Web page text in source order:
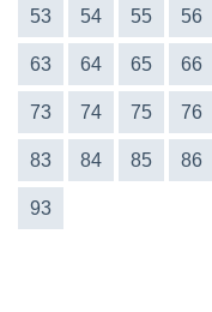
53 54 55 56
63 64 65 66
73 74 75 76
83 84 85 86
93